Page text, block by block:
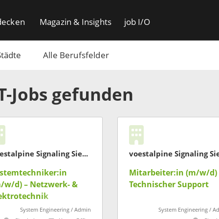
Alle Berufsfelder
Magazin & Insights job I/O
Jobs gefunden
voestalpine Signaling Siershahn
w/d) – Netzwerk- &
System Engineering / Admin
Mitarbeiter:in (m/w/d)
Technischer Support
System Engineering /